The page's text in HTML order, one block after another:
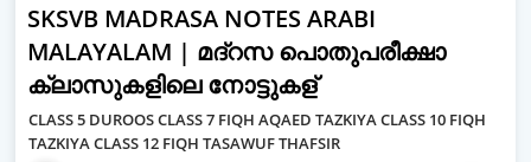
SKSVB MADRASA NOTES ARABI
MALAYALAM | മദ്റസ പൊതുപരീക്ഷാ
ക്ലാസുകളിലെ നോട്ടുകള്
CLASS 5 DUROOS CLASS 7 FIQH AQAED TAZKIYA CLASS 10 FIQH
TAZKIYA CLASS 12 FIQH TASAWUF THAFSIR